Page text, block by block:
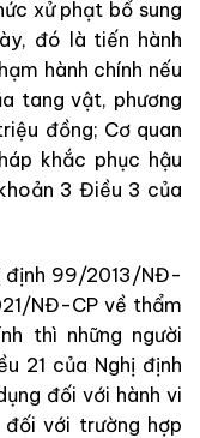
xử phạt bổ sung
đó là tiến hành
hành chính nếu
tang vật, phương
đồng; Cơ quan
khắc phục hậu
3 Điều 3 của
định 99/2013/NĐ-
NĐ-CP về thẩm
thì những người
21 của Nghị định
đối với hành vi
với trường hợp